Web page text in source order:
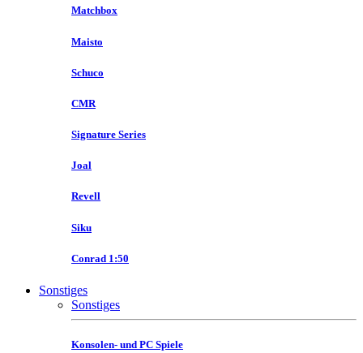
Matchbox
Maisto
Schuco
CMR
Signature Series
Joal
Revell
Siku
Conrad 1:50
Sonstiges
Sonstiges
Konsolen- und PC Spiele